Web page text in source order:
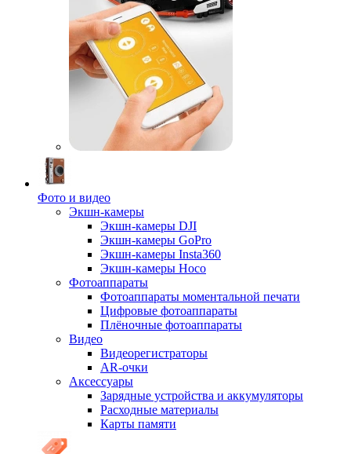
Фото и видео
Экшн-камеры
Экшн-камеры DJI
Экшн-камеры GoPro
Экшн-камеры Insta360
Экшн-камеры Hoco
Фотоаппараты
Фотоаппараты моментальной печати
Цифровые фотоаппараты
Плёночные фотоаппараты
Видео
Видеорегистраторы
AR-очки
Аксессуары
Зарядные устройства и аккумуляторы
Расходные материалы
Карты памяти